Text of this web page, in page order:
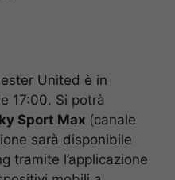
United è in
17:00. Si potrà
Sport Max (canale
sarà disponibile
tramite l’applicazione